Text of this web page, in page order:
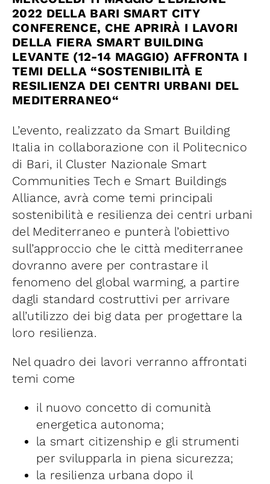
Iniziative
News ed Eventi
Contatti
Piattaforma First
Piattaforma SmartCommunities
2022 DELLA BARI SMART CITY
CONFERENCE, CHE APRIRÀ I LAVORI
DELLA FIERA SMART BUILDING
LEVANTE (12-14 MAGGIO) AFFRONTA I
TEMI DELLA “SOSTENIBILITÀ E
RESILIENZA DEI CENTRI URBANI DEL
MEDITERRANEO“
L’evento, realizzato da Smart Building
Italia in collaborazione con il Politecnico
di Bari, il Cluster Nazionale Smart
Communities Tech e Smart Buildings
Alliance, avrà come temi principali
sostenibilità e resilienza dei centri urbani
del Mediterraneo e punterà l’obiettivo
sull’approccio che le città mediterranee
dovranno avere per contrastare il
fenomeno del global warming, a partire
dagli standard costruttivi per arrivare
all’utilizzo dei big data per progettare la
loro resilienza.
Nel quadro dei lavori verranno affrontati
temi come
il nuovo concetto di comunità
energetica autonoma;
la smart citizenship e gli strumenti
per svilupparla in piena sicurezza;
la resilienza urbana dopo il